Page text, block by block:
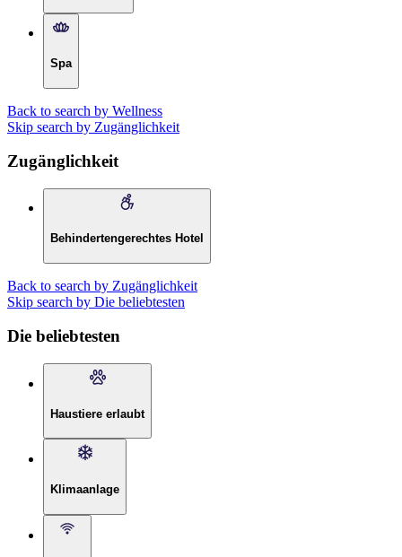
Spa
Back to search by Wellness
Skip search by Zugänglichkeit
Zugänglichkeit
Behindertengerechtes Hotel
Back to search by Zugänglichkeit
Skip search by Die beliebtesten
Die beliebtesten
Haustiere erlaubt
Klimaanlage